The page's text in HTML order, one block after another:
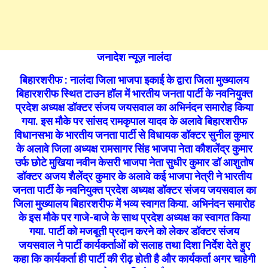
जनादेश न्यूज़ नालंदा
बिहारशरीफ : नालंदा जिला भाजपा इकाई के द्वारा जिला मुख्यालय
बिहारशरीफ स्थित टाउन हॉल में भारतीय जनता पार्टी के नवनियुक्त
प्रदेश अध्यक्ष डॉक्टर संजय जयसवाल का अभिनंदन समारोह किया
गया. इस मौके पर सांसद रामकृपाल यादव के अलावे बिहारशरीफ
विधानसभा के भारतीय जनता पार्टी से विधायक डॉक्टर सुनील कुमार
के अलावे जिला अध्यक्ष रामसागर सिंह भाजपा नेता कौशलेंद्र कुमार
उर्फ छोटे मुखिया नवीन केसरीभाजपा नेता सुधीर कुमार डॉ आशुतोष
डॉक्टर अजय शैलेंद्र कुमार के अलावे कई भाजपा नेत्री ने भारतीय
जनता पार्टी के नवनियुक्त प्रदेश अध्यक्ष डॉक्टर संजय जयसवाल का
जिला मुख्यालय बिहारशरीफ में भव्य स्वागत किया. अभिनंदन समारोह
के इस मौके पर गाजे-बाजे के साथ प्रदेश अध्यक्ष का स्वागत किया
गया.पार्टी को मजबूती प्रदान करने को लेकर डॉक्टर संजय
जयसवाल ने पार्टी कार्यकर्ताओं को सलाह तथा दिशा निर्देश देते हुए
कहा कि कार्यकर्ता ही पार्टी की रीढ़ होती है और कार्यकर्ता अगर चाहेगी